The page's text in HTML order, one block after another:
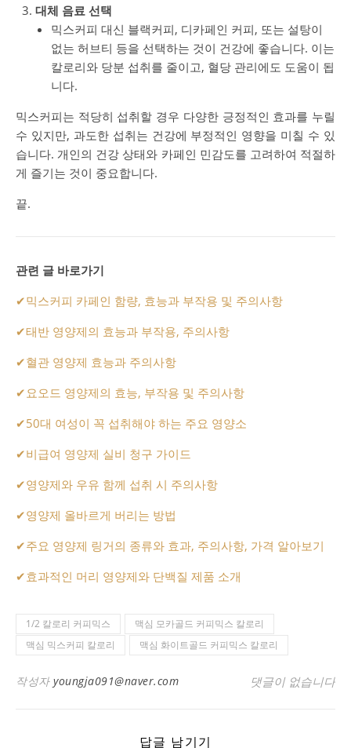
대체 음료 선택
믹스커피 대신 블랙커피, 디카페인 커피, 또는 설탕이
없는 허브티 등을 선택하는 것이 건강에 좋습니다. 이는
칼로리와 당분 섭취를 줄이고, 혈당 관리에도 도움이 됩
니다​​.
믹스커피는 적당히 섭취할 경우 다양한 긍정적인 효과를 누릴
수 있지만, 과도한 섭취는 건강에 부정적인 영향을 미칠 수 있
습니다. 개인의 건강 상태와 카페인 민감도를 고려하여 적절하
게 즐기는 것이 중요합니다.
끝.
관련 글 바로가기
✔믹스커피 카페인 함량, 효능과 부작용 및 주의사항
✔태반 영양제의 효능과 부작용, 주의사항
✔혈관 영양제 효능과 주의사항
✔요오드 영양제의 효능, 부작용 및 주의사항
✔50대 여성이 꼭 섭취해야 하는 주요 영양소
✔비급여 영양제 실비 청구 가이드
✔영양제와 우유 함께 섭취 시 주의사항
✔영양제 올바르게 버리는 방법
✔주요 영양제 링거의 종류와 효과, 주의사항, 가격 알아보기
✔효과적인 머리 영양제와 단백질 제품 소개
1/2 칼로리 커피믹스
맥심 모카골드 커피믹스 칼로리
맥심 믹스커피 칼로리
맥심 화이트골드 커피믹스 칼로리
작성자 youngja091@naver.com 댓글이 없습니다
답글 남기기